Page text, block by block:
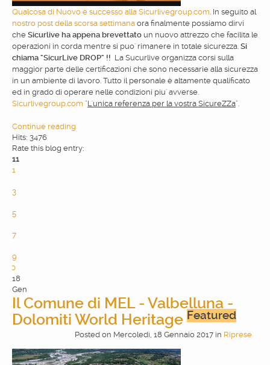
Qualcosa di Nuovo è successo alla Sicurlivegroup.com . In seguito al
nostro post della scorsa settimana ora finalmente possiamo dirvi
che Sicurlive ha appena brevettato un nuovo attrezzo che facilita le
operazioni in corda mentre si puo' rimanere in totale sicurezza. Si
chiama "SicurLive DROP" !! La Sucurlive organizza corsi sulla
maggior parte delle certificazioni che sono necessarie alla sicurezza
in un ambiente di lavoro. Tutto il personale è altamente qualificato
ed in grado di operare nelle condizioni piu' avverse.
Sicurlivegroup.com "L'unica referenza per la vostra SicureZZa".
Continue reading
Hits: 3476
Rate this blog entry:
11
1
3
5
7
9
10
18
Gen
Il Comune di MEL - Valbelluna -
Dolomiti World Heritage Featured
Posted on Mercoledì, 18 Gennaio 2017 in Riprese